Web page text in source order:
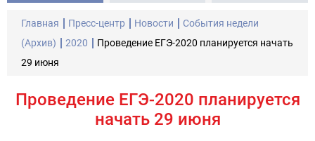
Главная Пресс-центр Новости
События недели
(Архив)
2020
Проведение ЕГЭ-2020 планируется начать
29 июня
Проведение ЕГЭ-2020 планируется
начать 29 июня